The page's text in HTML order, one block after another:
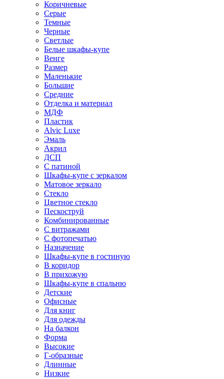
Коричневые
Серые
Темные
Черные
Светлые
Белые шкафы-купе
Венге
Размер
Маленькие
Большие
Средние
Отделка и материал
МДФ
Пластик
Alvic Luxe
Эмаль
Акрил
ДСП
С патиной
Шкафы-купе с зеркалом
Матовое зеркало
Стекло
Цветное стекло
Пескоструй
Комбинированные
С витражами
С фотопечатью
Назначение
Шкафы-купе в гостиную
В коридор
В прихожую
Шкафы-купе в спальню
Детские
Офисные
Для книг
Для одежды
На балкон
Форма
Высокие
Г-образные
Длинные
Низкие